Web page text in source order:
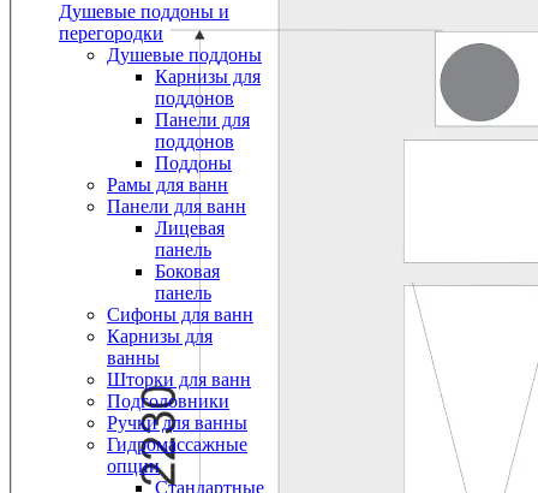
Душевые поддоны и
перегородки
Душевые поддоны
Карнизы для
поддонов
Панели для
поддонов
Поддоны
Рамы для ванн
Панели для ванн
Лицевая
панель
Боковая
панель
Сифоны для ванн
Карнизы для
ванны
Шторки для ванн
Подголовники
Ручки для ванны
Гидромассажные
опции
Стандартные